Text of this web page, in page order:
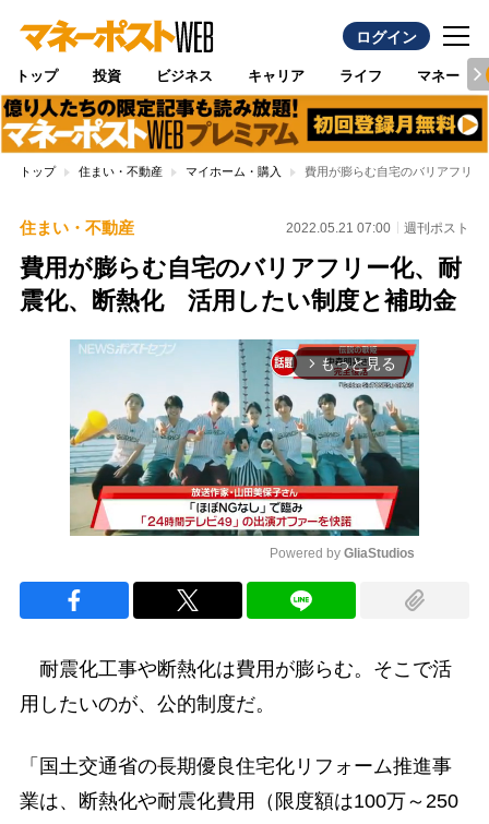
ログイン
トップ 投資 ビジネス キャリア ライフ マネー
トップ 住まい・不動産 マイホーム・購入 費用が膨らむ自宅のバリアフリ
住まい・不動産 2022.05.21 07:00 週刊ポスト
費用が膨らむ自宅のバリアフリー化、耐
震化、断熱化 活用したい制度と補助金
arrow_forward_ios もっと見る
Powered by GliaStudios
耐震化工事や断熱化は費用が膨らむ。そこで活
用したいのが、公的制度だ。
「国土交通省の長期優良住宅化リフォーム推進事
業は、断熱化や耐震化費用（限度額は100万～250